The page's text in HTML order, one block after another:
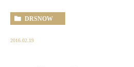
DRSNOW
2016.02.19